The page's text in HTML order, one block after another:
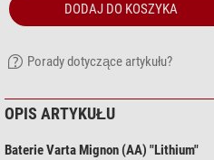
DODAJ DO KOSZYKA
Porady dotyczące artykułu?
OPIS ARTYKUŁU
Baterie Varta Mignon (AA) "Lithium"